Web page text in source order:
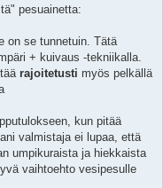
pesuainetta:
on se tunnetuin. Tätä
+ kuivaus -tekniikalla.
rajoitetusti myös pelkällä
kun pitää
valmistaja ei lupaa, että
umpikuraista ja hiekkaista
vaihtoehto vesipesulle